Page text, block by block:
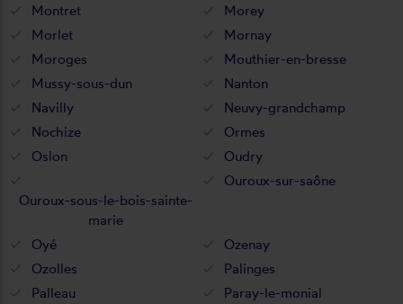
Montret
Morey
Morlet
Mornay
Moroges
Mouthier-en-bresse
Mussy-sous-dun
Nanton
Navilly
Neuvy-grandchamp
Nochize
Ormes
Oslon
Oudry
Ouroux-sous-le-bois-sainte-
marie
Ouroux-sur-saône
Oyé
Ozenay
Ozolles
Palinges
Palleau
Paray-le-monial